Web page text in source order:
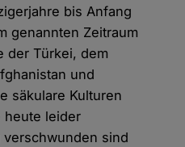
bis Anfang
genannten Zeitraum
der Türkei, dem
und
säkulare Kulturen
heute leider
sind